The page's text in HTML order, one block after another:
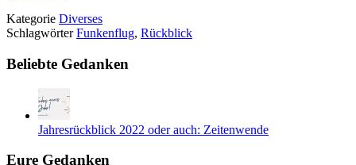
Kategorie Diverses
SchlagwörterFunkenflug, Rückblick
Beliebte Gedanken
Jahresrückblick 2022 oder auch: Zeitenwende
Eure Gedanken